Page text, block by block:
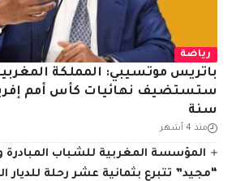
رياضة
باتريس موتسيبي: المملكة
سنة
منذ 4 أشهر
المؤسسة المغربية للشباب المبادرة
“مجيد” تتبرع بثمانية عشر رحلة للديار